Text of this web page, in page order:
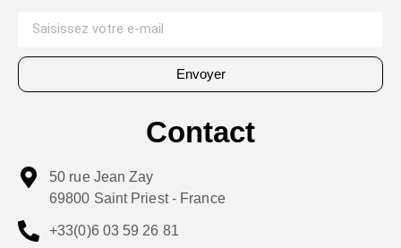
Envoyer
Contact
50 rue Jean Zay
69800 Saint Priest - France
+33(0)6 03 59 26 81